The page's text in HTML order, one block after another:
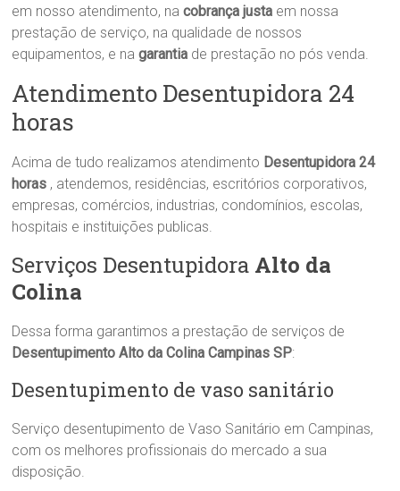
em nosso atendimento, nacobrança justa em nossa
prestação de serviço, na qualidade de nossos
equipamentos, e nagarantia de prestação no pós venda.
Atendimento Desentupidora 24
horas
Acima de tudo realizamos atendimento Desentupidora24
horas , atendemos, residências, escritórios corporativos,
empresas, comércios, industrias, condomínios, escolas,
hospitais e instituições publicas.
Serviços Desentupidora Alto da
Colina
Dessa forma garantimos a prestação de serviços de
Desentupimento Alto da Colina Campinas SP:
Desentupimento de vaso sanitário
Serviço desentupimento de Vaso Sanitário em Campinas,
com os melhores profissionais do mercado a sua
disposição.